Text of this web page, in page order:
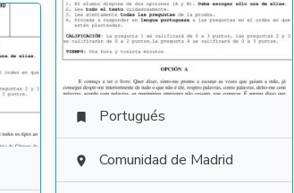
 Portugués
 Comunidad de Madrid